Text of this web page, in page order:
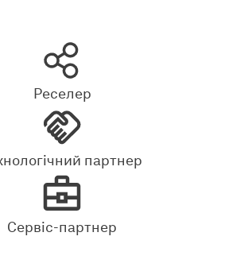
Реселер
партнер
Сервіс-партнер